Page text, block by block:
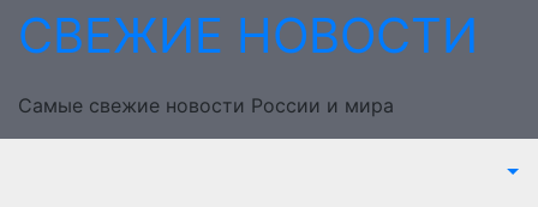
Перейти
СВЕЖИЕ НОВОСТИ
Самые свежие новости России и мира